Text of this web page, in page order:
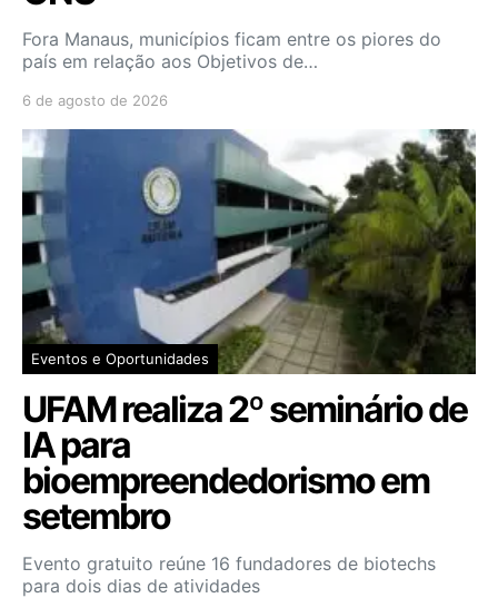
Fora Manaus, municípios ficam entre os piores do
país em relação aos Objetivos de…
6 de agosto de 2026
Eventos e Oportunidades
UFAM realiza 2º seminário de
IA para
bioempreendedorismo em
setembro
Evento gratuito reúne 16 fundadores de biotechs
para dois dias de atividades